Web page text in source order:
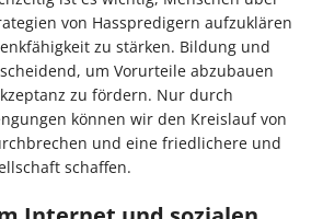
von Hasspredigern aufzuklären
zu stärken. Bildung und
um Vorurteile abzubauen
zu fördern. Nur durch
können wir den Kreislauf von
und eine friedlichere und
schaffen.